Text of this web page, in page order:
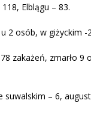
Elblągu – 83.
2 osób, w giżyckim
zakażeń, zmarło
suwalskim – 6,